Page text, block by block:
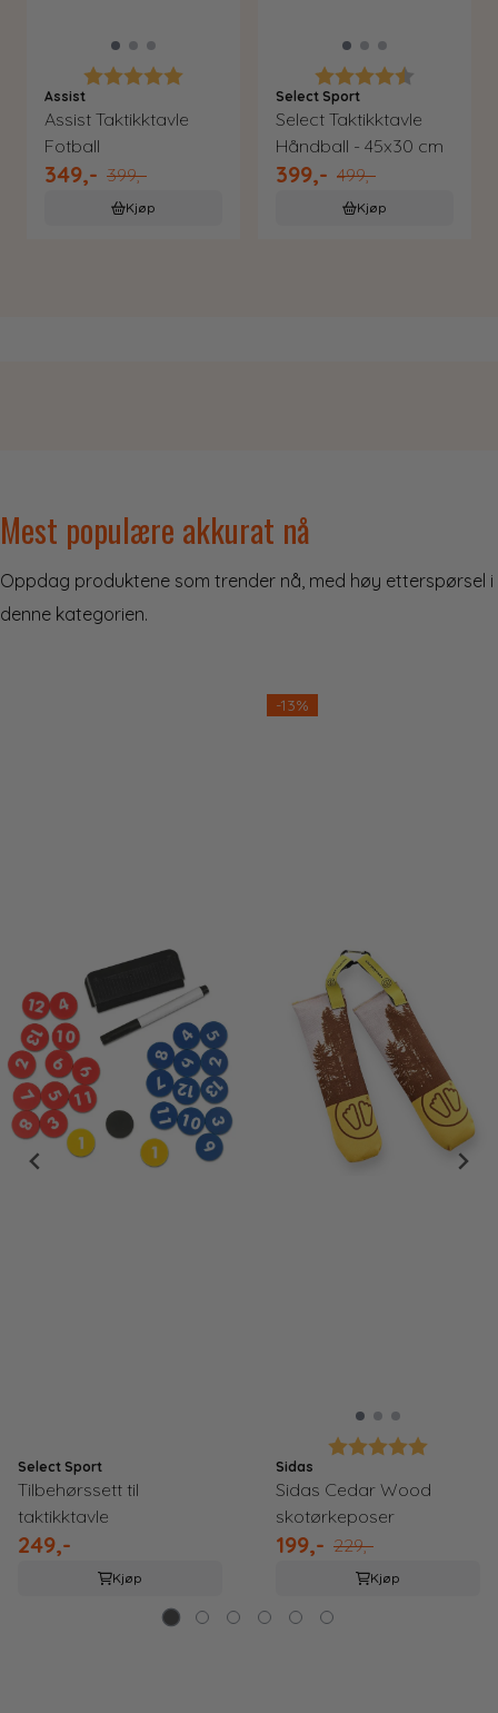
Karakter:
Assist
Assist Taktikktavle
Fotball
349,- 399,-
Kjøp
Karakter:
Select Sport
Select Taktikktavle
Håndball - 45x30 cm
399,- 499,-
Kjøp
Mest populære akkurat nå
Oppdag produktene som trender nå, med høy etterspørsel i
denne kategorien.
Select Sport
Tilbehørssett til
taktikktavle
249,-
Kjøp
-13%
Karakter:
Sidas
Sidas Cedar Wood
skotørkeposer
199,- 229,-
Kjøp